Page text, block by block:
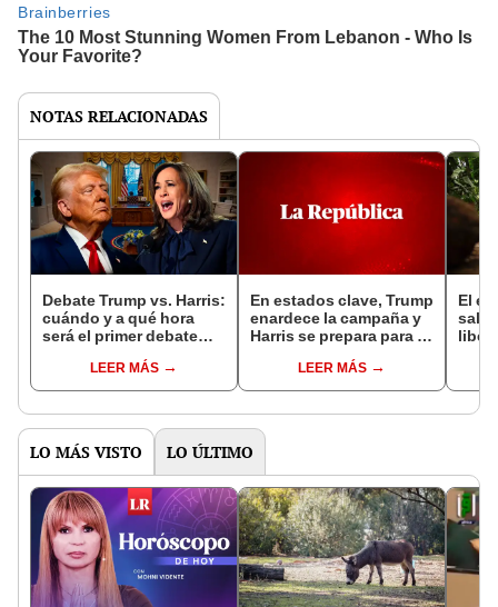
NOTAS RELACIONADAS
Debate Trump vs. Harris:
cuándo y a qué hora
será el primer debate
UnidosLEER MÁS
En estados clave, Trump
enardece la campaña y
Harris se prepara para el
LEER MÁS
El
salió
la
LO MÁS VISTO LO ÚLTIMO